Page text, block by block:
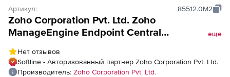
Артикул: 85512.0M2
Zoho Corporation Pvt. Ltd. Zoho
ManageEngine Endpoint Central
Model Annual), fee for 100 endpoints and
Single User License
еще
Нет отзывов
Softline - Авторизованный партнер Zoho Corporation Pvt. Ltd.
Производитель: Zoho Corporation Pvt. Ltd.